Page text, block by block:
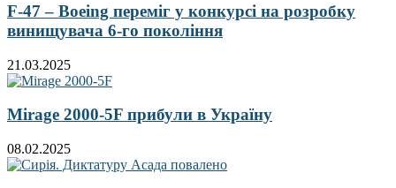
F-47 – Boeing переміг у конкурсі на розробку
винищувача 6-го покоління
21.03.2025
Mirage 2000-5F прибули в Україну
08.02.2025